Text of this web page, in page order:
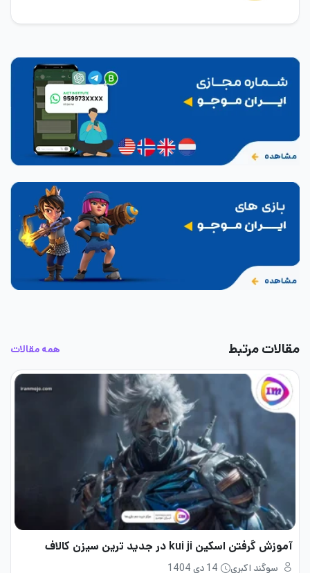
مقالات مرتبط همه مقالات
آموزش گرفتن اسکین kui ji در جدید ترین سیزن کالاف
سوگند اکبری
14 دی 1404